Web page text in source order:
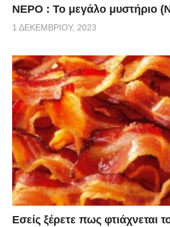
ΝΕΡΟ : Το μεγάλο μυστήριο
1 ΔΕΚΕΜΒΡΊΟΥ, 2023
Εσείς ξέρετε πως φτιάχνεται